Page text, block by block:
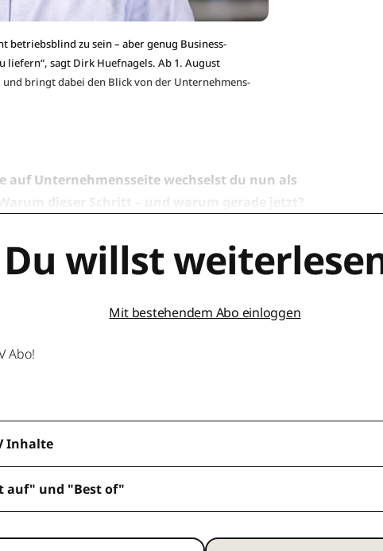
betriebsblind zu sein – aber genug Business-
liefern“, sagt Dirk Huefnagels. Ab 1. August
bringt dabei den Blick von der Unternehmens-
auf Unternehmensseite wechselst du nun als
dieser Schritt – und warum gerade jetzt?
Du willst
Mit bestehendem Abo einloggen
Abo!
Inhalte
auf" und "Best of"